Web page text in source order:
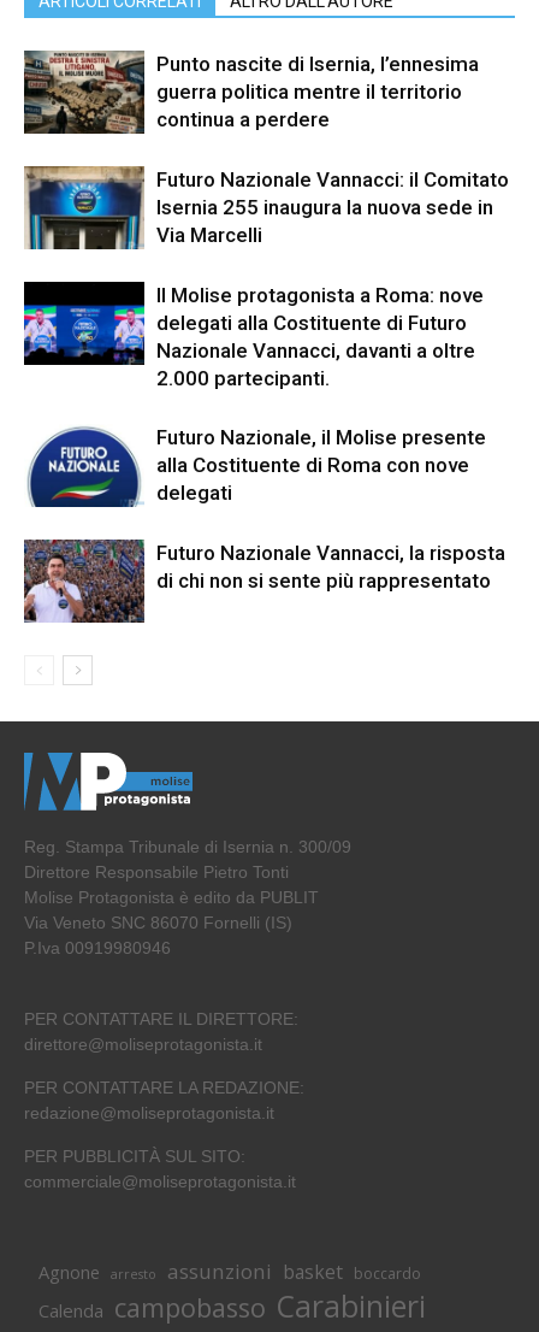
Punto nascite di Isernia, l’ennesima
guerra politica mentre il territorio
continua a perdere
Futuro Nazionale Vannacci: il Comitato
Isernia 255 inaugura la nuova sede in
Via Marcelli
Il Molise protagonista a Roma: nove
delegati alla Costituente di Futuro
Nazionale Vannacci, davanti a oltre
2.000 partecipanti.
Futuro Nazionale, il Molise presente
alla Costituente di Roma con nove
delegati
Futuro Nazionale Vannacci, la risposta
di chi non si sente più rappresentato
Reg. Stampa Tribunale di Isernia n. 300/09
Direttore Responsabile Pietro Tonti
Molise Protagonista è edito da PUBLIT
Via Veneto SNC 86070 Fornelli (IS)
P.Iva 00919980946
PER CONTATTARE IL DIRETTORE:
direttore@moliseprotagonista.it
PER CONTATTARE LA REDAZIONE:
redazione@moliseprotagonista.it
PER PUBBLICITÀ SUL SITO:
commerciale@moliseprotagonista.it
Agnone arresto assunzioni basket boccardo
Calenda campobasso Carabinieri